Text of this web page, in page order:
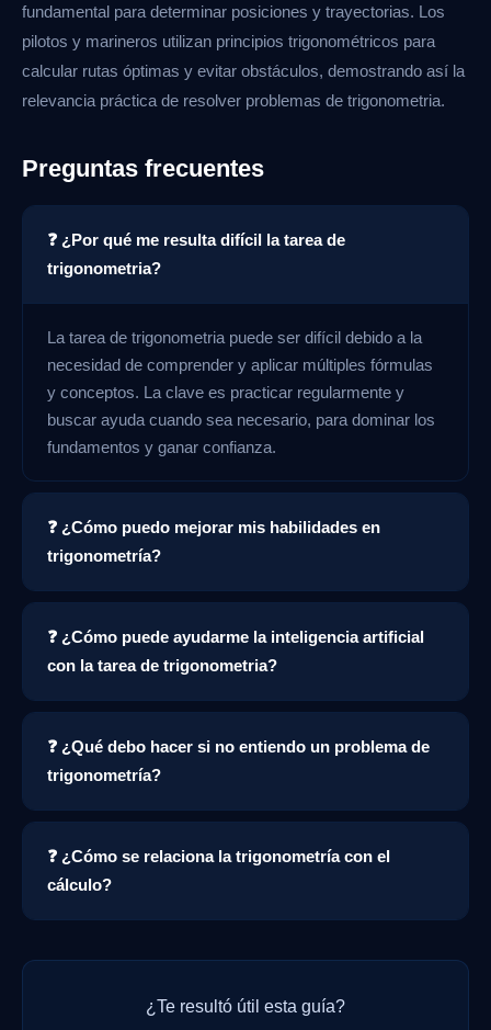
fundamental para determinar posiciones y trayectorias. Los
pilotos y marineros utilizan principios trigonométricos para
calcular rutas óptimas y evitar obstáculos, demostrando así la
relevancia práctica de resolver problemas de trigonometria.
Preguntas frecuentes
❓ ¿Por qué me resulta difícil la tarea de
trigonometria?
La tarea de trigonometria puede ser difícil debido a la
necesidad de comprender y aplicar múltiples fórmulas
y conceptos. La clave es practicar regularmente y
buscar ayuda cuando sea necesario, para dominar los
fundamentos y ganar confianza.
❓ ¿Cómo puedo mejorar mis habilidades en
trigonometría?
❓ ¿Cómo puede ayudarme la inteligencia artificial
con la tarea de trigonometria?
❓ ¿Qué debo hacer si no entiendo un problema de
trigonometría?
❓ ¿Cómo se relaciona la trigonometría con el
cálculo?
¿Te resultó útil esta guía?